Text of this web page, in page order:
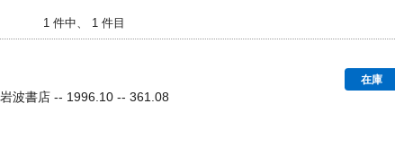
1 件中、 1 件目
在庫
波書店 -- 1996.10 -- 361.08